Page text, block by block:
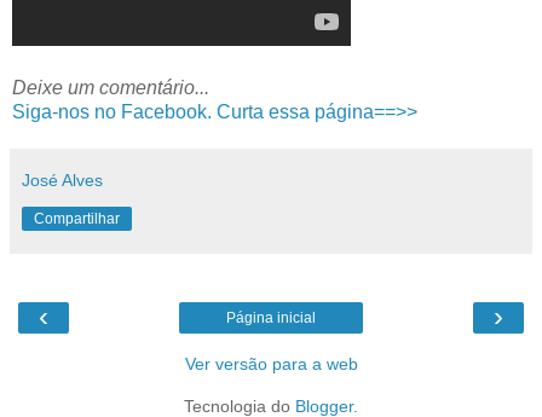
Deixe um comentário...
Siga-nos no Facebook. Curta essa página==>>
José Alves
Compartilhar
‹ ›
Página inicial
Ver versão para a web
Tecnologia do Blogger.